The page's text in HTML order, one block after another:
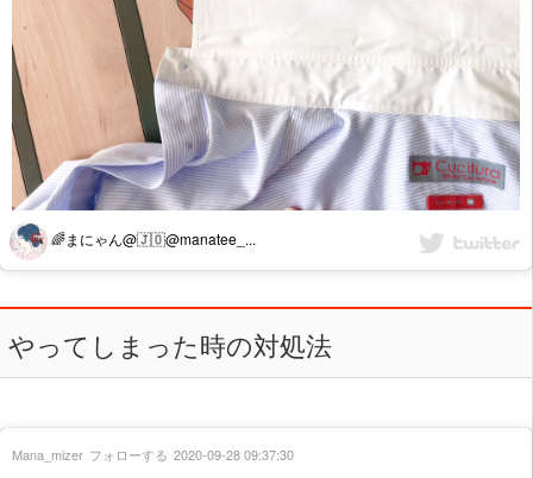
🌈まにゃん@🇯🇴@manatee_...
やってしまった時の対処法
Mana_mizer フォローする 2020-09-28 09:37:30